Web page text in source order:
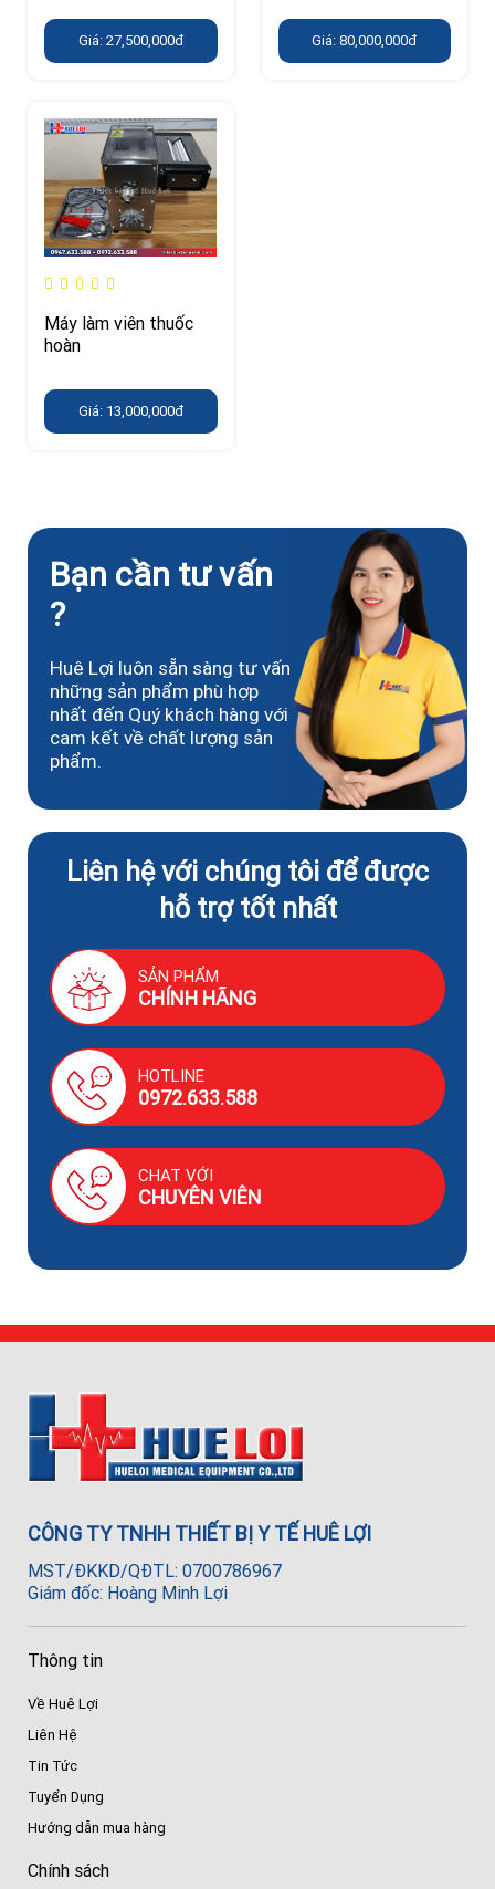
Giá: 27,500,000đ Giá: 80,000,000đ
Máy làm viên thuốc
hoàn
Giá: 13,000,000đ
Bạn cần tư vấn
?
Huê Lợi luôn sẵn sàng tư vấn
những sản phẩm phù hợp
nhất đến Quý khách hàng với
cam kết về chất lượng sản
phẩm.
Liên hệ với chúng tôi để được
hỗ trợ tốt nhất
SẢN PHẨM
CHÍNH HÃNG
HOTLINE
0972.633.588
CHAT VỚI
CHUYÊN VIÊN
CÔNG TY TNHH THIẾT BỊ Y TẾ HUÊ LỢI
MST/ĐKKD/QĐTL: 0700786967
Giám đốc: Hoàng Minh Lợi
Thông tin
Về Huê Lợi
Liên Hệ
Tin Tức
Tuyển Dụng
Hướng dẫn mua hàng
Chính sách